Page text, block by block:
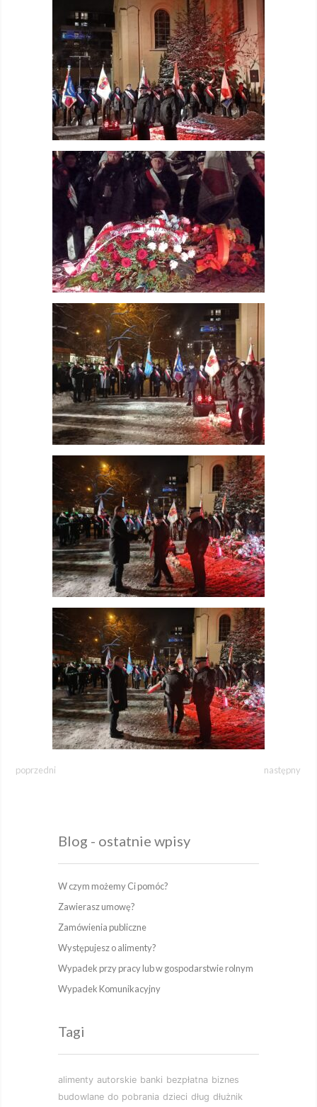
poprzedni następny
Blog - ostatnie wpisy
W czym możemy Ci pomóc?
Zawierasz umowę?
Zamówienia publiczne
Występujesz o alimenty?
Wypadek przy pracy lub w gospodarstwie rolnym
Wypadek Komunikacyjny
Tagi
alimenty autorskie banki bezpłatna biznes
budowlane do pobrania dzieci dług dłużnik